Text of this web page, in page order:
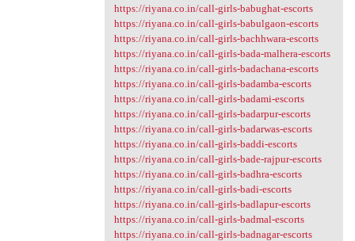
https://riyana.co.in/call-girls-babughat-escorts
https://riyana.co.in/call-girls-babulgaon-escorts
https://riyana.co.in/call-girls-bachhwara-escorts
https://riyana.co.in/call-girls-bada-malhera-escorts
https://riyana.co.in/call-girls-badachana-escorts
https://riyana.co.in/call-girls-badamba-escorts
https://riyana.co.in/call-girls-badami-escorts
https://riyana.co.in/call-girls-badarpur-escorts
https://riyana.co.in/call-girls-badarwas-escorts
https://riyana.co.in/call-girls-baddi-escorts
https://riyana.co.in/call-girls-bade-rajpur-escorts
https://riyana.co.in/call-girls-badhra-escorts
https://riyana.co.in/call-girls-badi-escorts
https://riyana.co.in/call-girls-badlapur-escorts
https://riyana.co.in/call-girls-badmal-escorts
https://riyana.co.in/call-girls-badnagar-escorts